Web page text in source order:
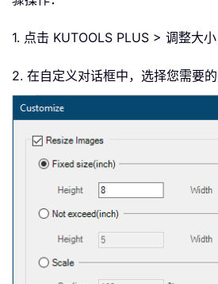
1. 点击 KUTOOLS PLUS > 调整大小
2. 在自定义对话框中，选择您需要的